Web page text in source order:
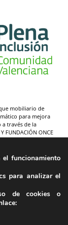
mobiliario de
para mejora
a través de la
FUNDACIÓN ONCE
el funcionamiento
para analizar el
de cookies o